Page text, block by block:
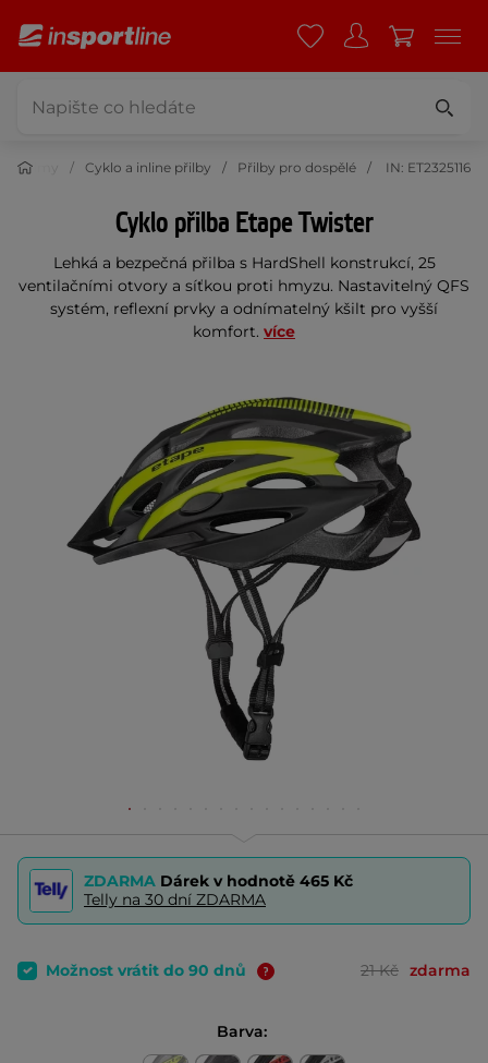
helmy Cyklo a inline přilby Přilby pro dospělé IN: ET2325116
Cyklo přilba Etape Twister
Lehká a bezpečná přilba s HardShell konstrukcí, 25
ventilačními otvory a síťkou proti hmyzu. Nastavitelný QFS
systém, reflexní prvky a odnímatelný kšilt pro vyšší
komfort. více
ZDARMA Dárek v hodnotě 465 Kč
Telly na 30 dní ZDARMA
Možnost vrátit do 90 dnů 21 Kč zdarma
Barva: